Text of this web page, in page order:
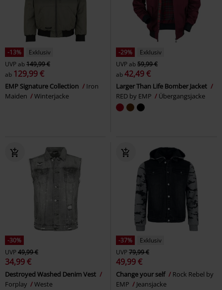
-13%
Exklusiv
UVPab149,99 €
ab 129,99 €
EMP Signature Collection
Iron
Maiden
Winterjacke
-29%
Exklusiv
UVPab59,99 €
ab42,49 €
Larger Than Life Bomber Jacket
RED by EMP
Übergangsjacke
-30%
UVP49,99 €
34,99 €
Destroyed Washed Denim Vest
Forplay
Weste
-37%
Exklusiv
UVP79,99 €
49,99 €
Change your self
Rock Rebel by
EMP
Jeansjacke